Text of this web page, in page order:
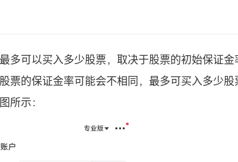
多可以买入多少股票，取决于股票的初始保证
票的保证金率可能会不相同，最多可买入多少
所示：